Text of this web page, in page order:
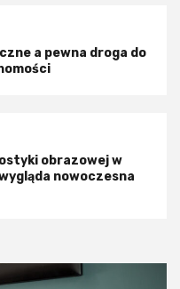
a pewna droga do
obrazowej w
nowoczesna